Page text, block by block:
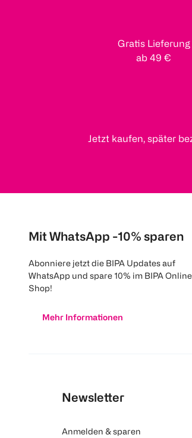
Gratis Lieferung
ab 49 €
Jetzt kaufen, später
Mit WhatsApp -10% sparen
Abonniere jetzt die BIPA Updates auf
WhatsApp und spare 10% im BIPA Online
Shop!
Mehr Informationen
Newsletter
Anmelden & sparen